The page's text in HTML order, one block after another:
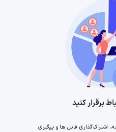
برقرار کنید
اشتراک‌گذاری فایل ها و پیگیری